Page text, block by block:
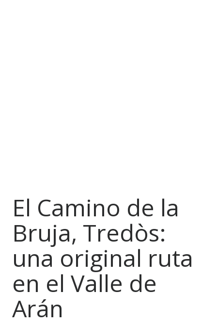
El Camino de la
Bruja, Tredòs:
una original ruta
en el Valle de
Arán